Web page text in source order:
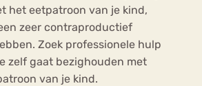
het eetpatroon van je kind,
zeer contraproductief
Zoek professionele hulp
zelf gaat bezighouden met
van je kind.